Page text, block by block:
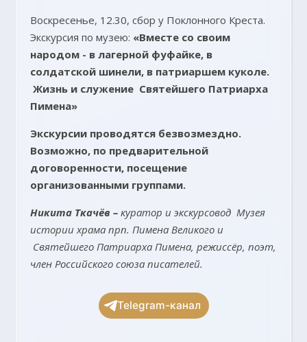
Воскресенье, 12.30, сбор у Поклонного Креста.
Экскурсия по музею: «Вместе со своим
народом - в лагерной фуфайке, в
солдатской шинели, в патриаршем куколе.
Жизнь и служение Святейшего Патриарха
Пимена»
Экскурсии проводятся безвозмездно.
Возможно, по предварительной
договоренности, посещение
организованными группами.
Никита Ткачёв – куратор и экскурсовод Музея
истории храма прп. Пимена Великого и
Святейшего Патриарха Пимена, режиссёр, поэт,
член Российского союза писателей.
Telegram-канал